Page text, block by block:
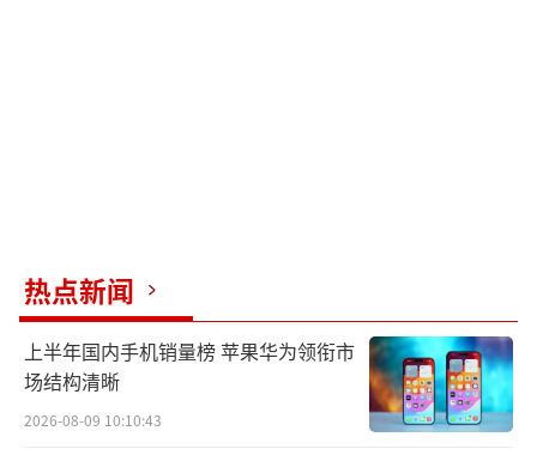
热点新闻
上半年国内手机销量榜 苹果华为领衔市
场结构清晰
2026-08-09 10:10:43